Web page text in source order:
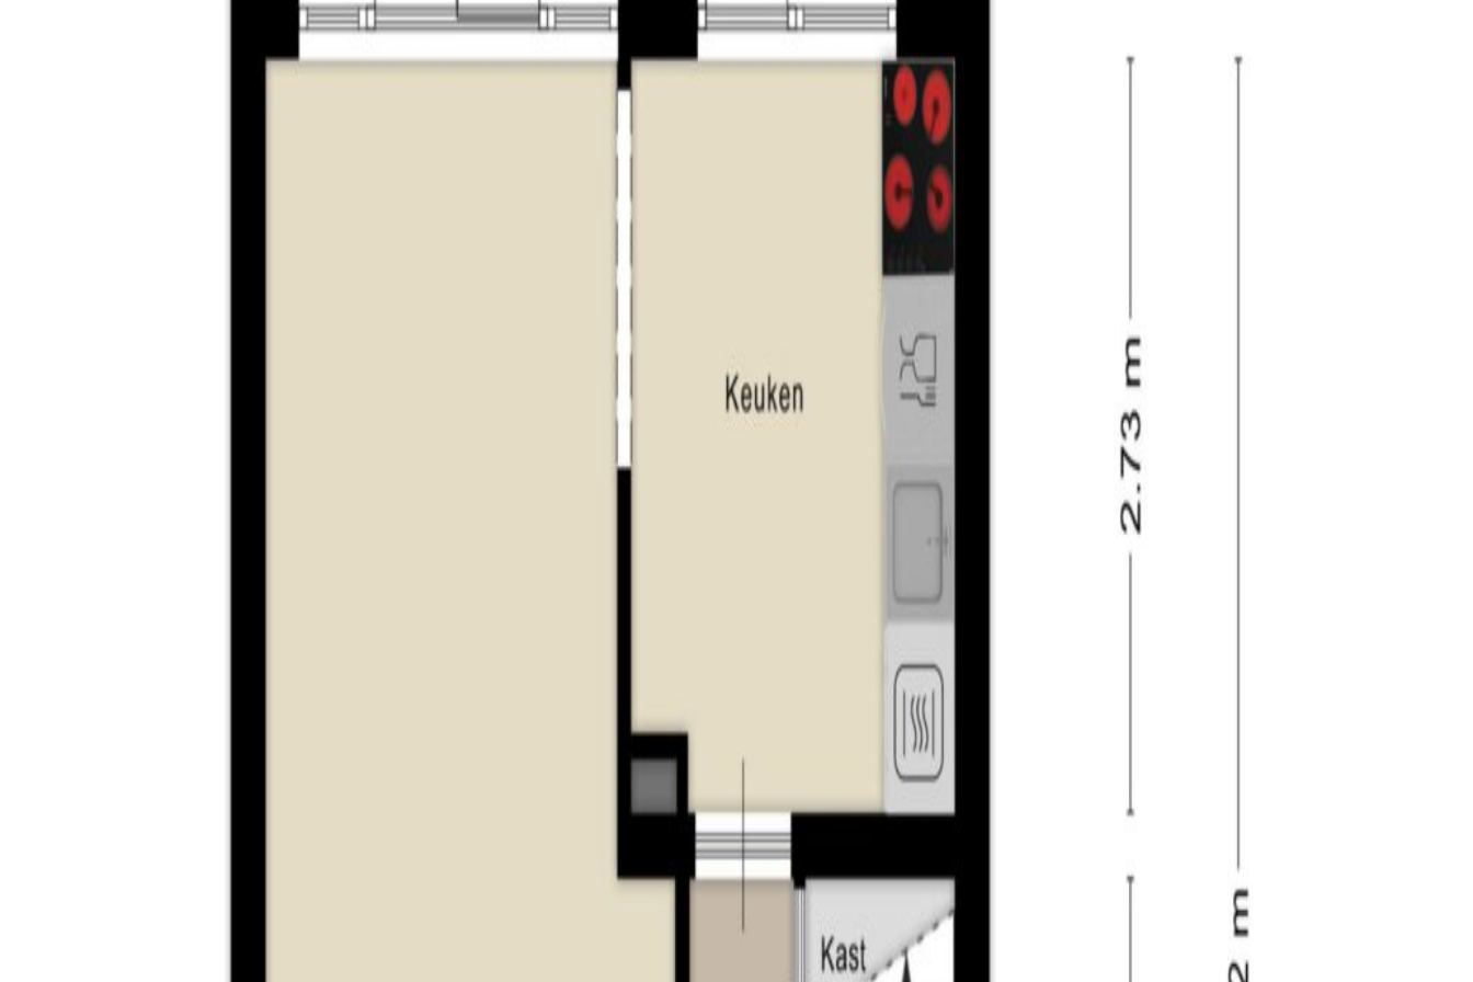
– gelegen nabij het gezellige centrum van Dongen;
– gelegen nabij uitvalswegen richting Tilburg, Breda & ‘s-Hertogenbosch;
– via de makelaar is een bouwkundig rapport van de woning beschikbaar;